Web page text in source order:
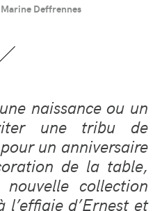
Marine Deffrennes
naissance ou un
une tribu de
un anniversaire
de la table,
collection
l’effigie d’Ernest et